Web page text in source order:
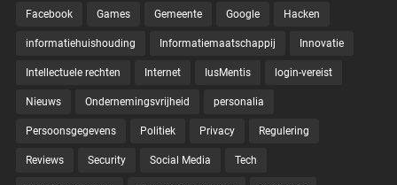
Facebook Games Gemeente Google Hacken
informatiehuishouding Informatiemaatschappij Innovatie
Intellectuele rechten Internet IusMentis login-vereist
Nieuws Ondernemingsvrijheid personalia
Persoonsgegevens Politiek Privacy Regulering
Reviews Security Social Media Tech